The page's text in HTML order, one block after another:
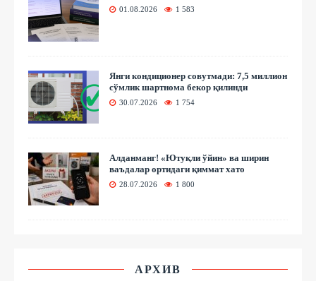
01.08.2026 1 583
Янги кондиционер совутмади: 7,5 миллион
сўмлик шартнома бекор қилинди
30.07.2026 1 754
Алданманг! «Ютуқли ўйин» ва ширин
ваъдалар ортидаги қиммат хато
28.07.2026 1 800
АРХИВ